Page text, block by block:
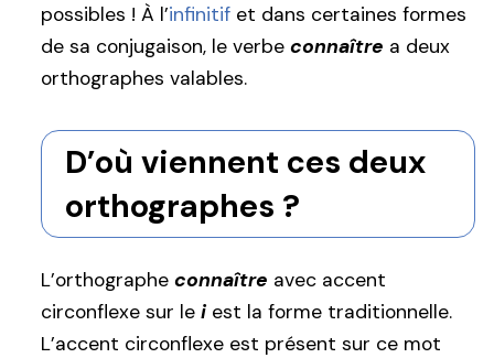
possibles ! À l’infinitif et dans certaines formes
de sa conjugaison, le verbe connaître a deux
orthographes valables.
D’où viennent ces deux
orthographes ?
L’orthographe connaître avec accent
circonflexe sur le i est la forme traditionnelle.
L’accent circonflexe est présent sur ce mot